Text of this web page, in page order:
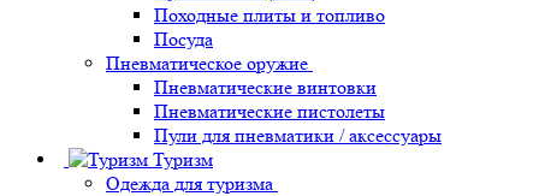
Походные плиты и топливо
Посуда
Пневматическое оружие
Пневматические винтовки
Пневматические пистолеты
Пули для пневматики / аксессуары
Туризм
Одежда для туризма